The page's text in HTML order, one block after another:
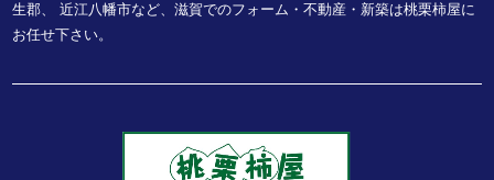
生郡、
近江八幡市など、滋賀でのフォーム・不動産・新築は桃栗柿屋に
お任せ下さい。